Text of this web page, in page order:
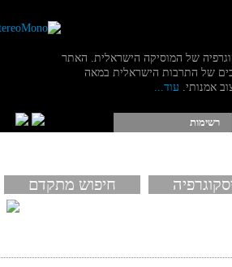
של המוסיקה הישראלית. האתר
של התרבות הישראלית במאה
אמנותי. עוד...
רשימות
חיפוש מתקדם